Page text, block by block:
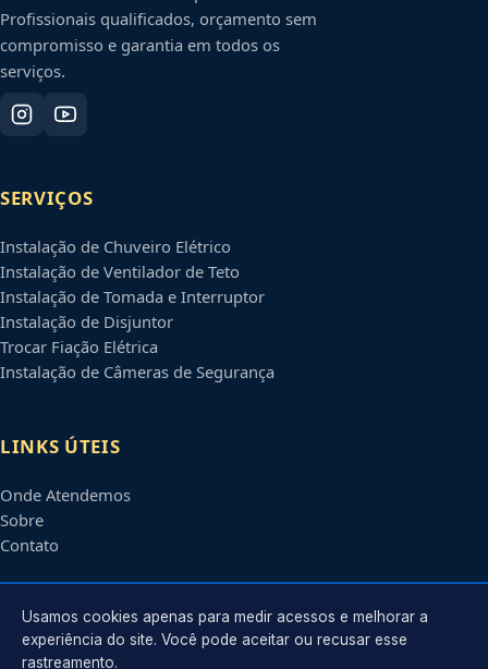
Profissionais qualificados, orçamento sem
compromisso e garantia em todos os
serviços.
SERVIÇOS
Instalação de Chuveiro Elétrico
Instalação de Ventilador de Teto
Instalação de Tomada e Interruptor
Instalação de Disjuntor
Trocar Fiação Elétrica
Instalação de Câmeras de Segurança
LINKS ÚTEIS
Onde Atendemos
Sobre
Contato
CONTATO
Usamos cookies apenas para medir acessos e melhorar a
experiência do site. Você pode aceitar ou recusar esse
rastreamento.